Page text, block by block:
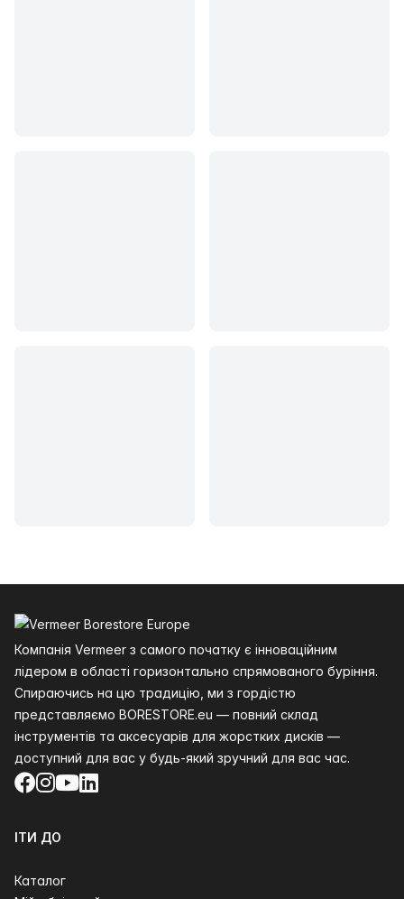
Компанія Vermeer з самого початку є інноваційним
лідером в області горизонтально спрямованого буріння.
Спираючись на цю традицію, ми з гордістю
представляємо BORESTORE.eu — повний склад
інструментів та аксесуарів для жорстких дисків —
доступний для вас у будь-який зручний для вас час.
Facebook
Instagram
YouTube
LinkedIn
ІТИ ДО
Каталог